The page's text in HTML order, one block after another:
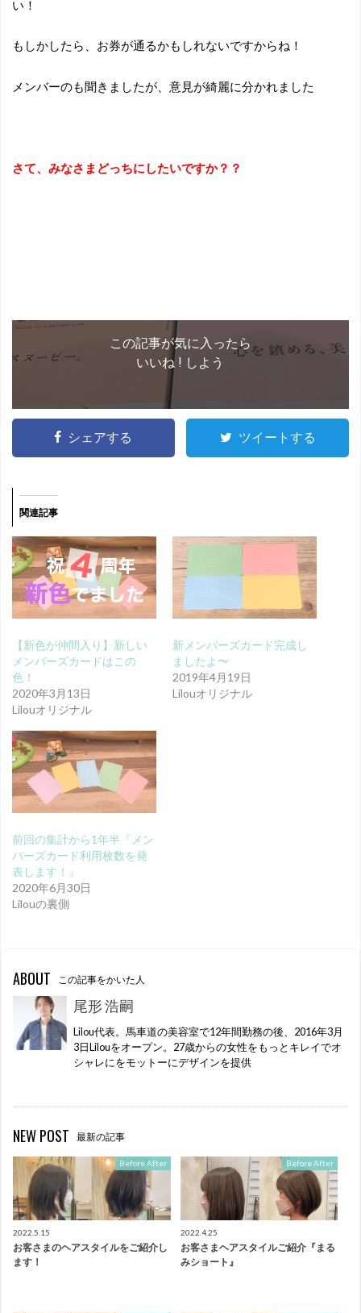
い！
もしかしたら、お券が通るかもしれないですからね！
メンバーのも聞きましたが、意見が綺麗に分かれました
さて、みなさまどっちにしたいですか？？
この記事が気に入ったら
いいね ! しよう
シェアする ツイートする
関連記事
【新色が仲間入り】新しい
メンバーズカードはこの
色！
2020年3月13日
Lilouオリジナル
新メンバーズカード完成し
ましたよ〜
2019年4月19日
Lilouオリジナル
前回の集計から1年半『メン
バーズカード利用枚数を発
表します！』
2020年6月30日
Lilouの裏側
ABOUT この記事をかいた人
尾形 浩嗣
Lilou代表。馬車道の美容室で12年間勤務の後、2016年3月
3日Lilouをオープン。27歳からの女性をもっとキレイでオ
シャレにをモットーにデザインを提供
NEW POST 最新の記事
Before After
2022.5.15
お客さまのヘアスタイルをご紹介し
ます！
Before After
2022.4.25
お客さまヘアスタイルご紹介『まる
みショート』